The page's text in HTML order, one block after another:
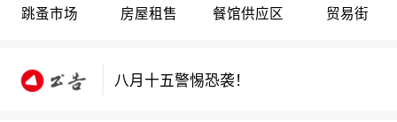
跳蚤市场 房屋租售 餐馆供应区 贸易街
八月十五警惕恐袭！
八月十五警惕恐袭！